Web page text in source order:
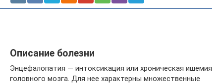
Описание болезни
Энцефалопатия — интоксикация или хроническая ишемия
головного мозга. Для нее характерны множественные